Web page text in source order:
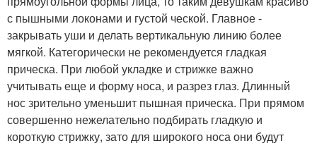
с пышными локонами и густой ческой. Главное -
закрывать уши и делать вертикальную линию более
мягкой. Категорически не рекомендуется гладкая
прическа. При любой укладке и стрижке важно
учитывать еще и форму носа, и разрез глаз. Длинный
нос зрительно уменьшит пышная прическа. При прямом
совершенно нежелательно подбирать гладкую и
короткую стрижку, зато для широкого носа они будут